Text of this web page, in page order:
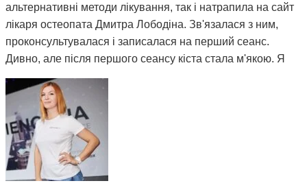
альтернативні методи лікування, так і натрапила на сайт
лікаря остеопата Дмитра Лободіна. Зв'язалася з ним,
проконсультувалася і записалася на перший сеанс.
Дивно, але після першого сеансу кіста стала м'якою. Я
почала відвідувати сеанси за призначенням Дмитра і
через 3 місяці вона повністю розсмокталася. Як це
працює, взагалі не розумію. Те, чого ліки не змогли
зробити за півтора року, зміг зробити Дмитро і за такий
невеликий термін. Лікар у поліклініці сказав, що мені
просто пощастило і я на досвідченого фахівця
натрапила. А ще кажуть, що здоров'я за гроші не купиш.